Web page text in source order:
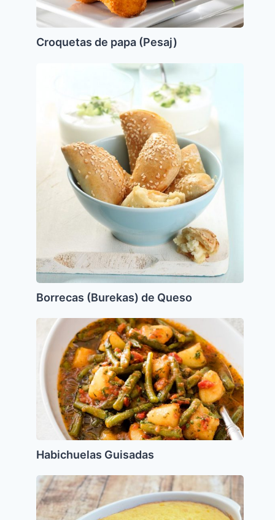
Croquetas de papa (Pesaj)
Borrecas (Burekas) de Queso
Habichuelas
Guisadas
Habichuelas Guisadas
Suffle
de
Zapallo